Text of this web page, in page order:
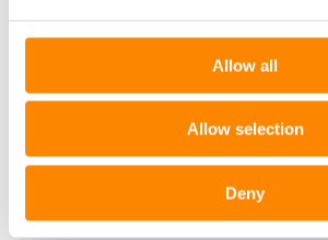
Allow all
Allow selection
Deny
Vad är fastighetsskötsel?
Vad gör en fastighetsskötare?